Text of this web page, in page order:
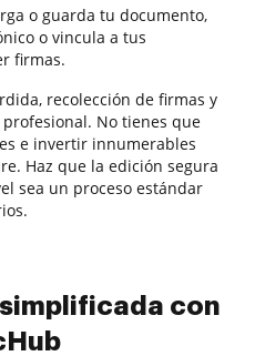
o guarda tu documento,
o vincula a tus
firmas.
recolección de firmas y
No tienes que
e invertir innumerables
Haz que la edición segura
sea un proceso estándar
simplificada con